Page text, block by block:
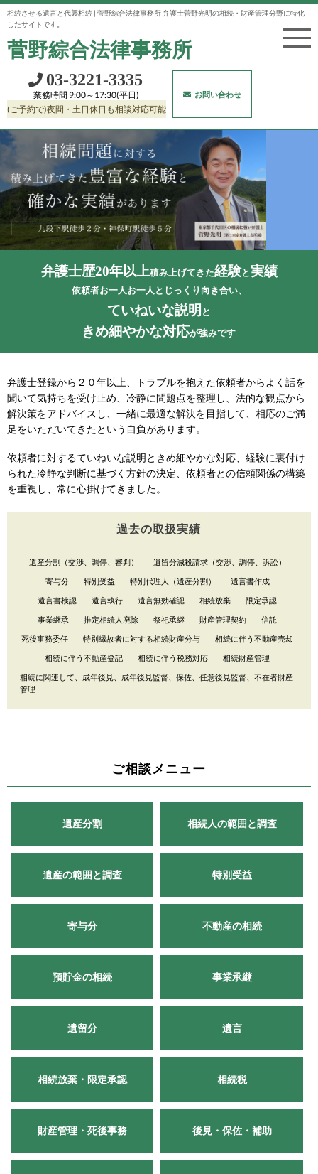
相続させる遺言と代襲相続 | 菅野綜合法律事務所 弁護士菅野光明の相続・財産管理分野に特化
したサイトです。
菅野綜合法律事務所
03‐3221‐3335
業務時間 9:00～17:30(平日)
(ご予約で)夜間・土日休日も相談対応可能
お問い合わせ
弁護士歴20年以上積み上げてきた経験と実績
依頼者お一人お一人とじっくり向き合い、
ていねいな説明 と
きめ細やかな対応が強みです
弁護士登録から２０年以上、トラブルを抱えた依頼者からよく話を
聞いて気持ちを受け止め、冷静に問題点を整理し、法的な観点から
解決策をアドバイスし、一緒に最適な解決を目指して、相応のご満
足をいただいてきたという自負があります。
依頼者に対するていねいな説明ときめ細やかな対応、経験に裏付け
られた冷静な判断に基づく方針の決定、依頼者との信頼関係の構築
を重視し、常に心掛けてきました。
過去の取扱実績
遺産分割（交渉、調停、審判） 遺留分減殺請求（交渉、調停、訴訟）
寄与分 特別受益 特別代理人（遺産分割） 遺言書作成
遺言書検認 遺言執行 遺言無効確認 相続放棄 限定承認
事業継承 推定相続人廃除 祭祀承継 財産管理契約 信託
死後事務委任 特別縁故者に対する相続財産分与 相続に伴う不動産売却
相続に伴う不動産登記 相続に伴う税務対応 相続財産管理
相続に関連して、成年後見、成年後見監督、保佐、任意後見監督、不在者財産
管理
ご相談メニュー
遺産分割 相続人の範囲と調査
遺産の範囲と調査 特別受益
寄与分 不動産の相続
預貯金の相続 事業承継
遺留分 遺言
相続放棄・限定承認 相続税
財産管理・死後事務 後見・保佐・補助